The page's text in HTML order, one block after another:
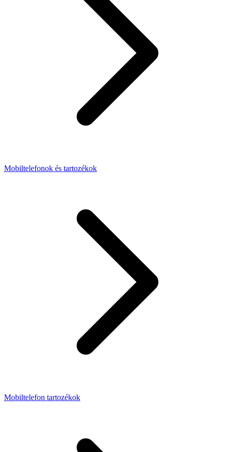
Mobiltelefonok és tartozékok
Mobiltelefon tartozékok